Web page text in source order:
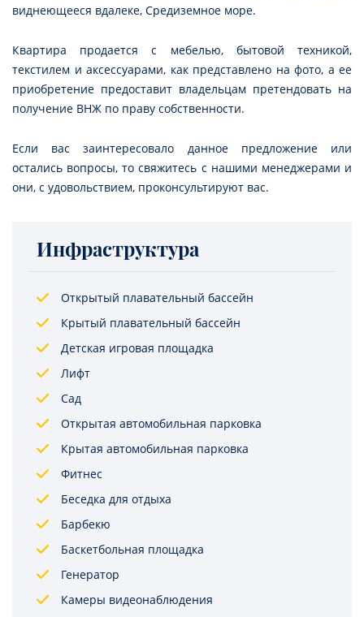
виднеющееся вдалеке, Средиземное море.
Квартира продается с мебелью, бытовой техникой,
текстилем и аксессуарами, как представлено на фото, а ее
приобретение предоставит владельцам претендовать на
получение ВНЖ по праву собственности.
Если вас заинтересовало данное предложение или
остались вопросы, то свяжитесь с нашими менеджерами и
они, с удовольствием, проконсультируют вас.
Инфраструктура
Открытый плавательный бассейн
Крытый плавательный бассейн
Детская игровая площадка
Лифт
Сад
Открытая автомобильная парковка
Крытая автомобильная парковка
Фитнес
Беседка для отдыха
Барбекю
Баскетбольная площадка
Генератор
Камеры видеонаблюдения